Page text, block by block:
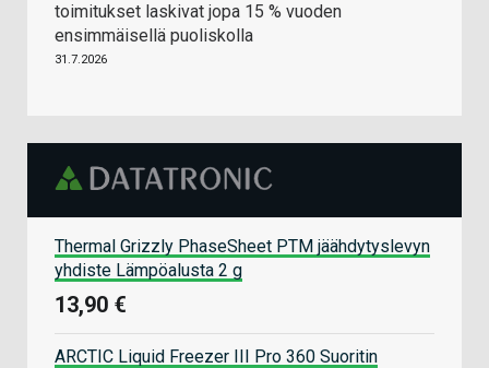
toimitukset laskivat jopa 15 % vuoden
ensimmäisellä puoliskolla
31.7.2026
Thermal Grizzly PhaseSheet PTM jäähdytyslevyn
yhdiste Lämpöalusta 2 g
13,90 €
ARCTIC Liquid Freezer III Pro 360 Suoritin